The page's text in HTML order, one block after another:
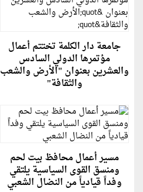
جامعة دار الكلمة تختتم أعمال
مؤتمرها الدولي السادس
والعشرين بعنوان "الأرض والشعب
والثقافة"
مسير أعمال محافظ بيت لحم
ومنسق القوى السياسية يلتقي
وفداً قيادياً من النضال الشعبي